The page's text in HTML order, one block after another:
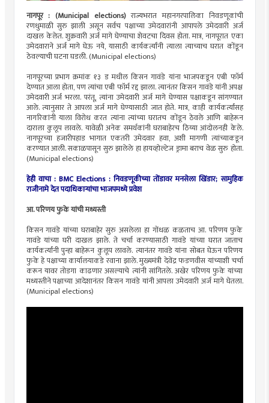
नागपूर : (Municipal elections)राज्यभरात महानगरपालिका निवडणूकांची
रणधुमाळी सुरु झाली असून सर्वच पक्षाच्या उमेदवारांनी आपापले उमेदवारी अर्ज
दाखल केलेत. शुक्रवारी अर्ज मागे घेण्याचा शेवटचा दिवस होता. मात्र, नागपूरात एका
उमेदवाराने अर्ज मागे घेऊ नये, यासाठी कार्यकर्त्यांनी त्याला त्याच्याच घरात कोंडून
ठेवल्याची घटना घडली. (Municipal elections)
नागपूरच्या प्रभाग क्रमांक १३ ड मधील किसन गावंडे यांना भाजपकडून एबी फॉर्म
देण्यात आला होता, पण त्यांचा एबी फॉर्म रद्द झाला. त्यानंतर किसन गावंडे यांनी अपक्ष
उमेदवारी अर्ज भरला. परंतू, त्यांना उमेदवारी अर्ज मागे घेण्यास पक्षाकडून सांगण्यात
आले. त्यानुसार ते आपला अर्ज मागे घेण्यासाठी जात होते. मात्र, काही कार्यकर्त्यांसह
नागरिकांनी याला विरोध करत त्यांना त्यांच्या घरातच कोंडून ठेवले आणि बाहेरून
दाराला कुलूप लावले. यावेळी अनेक समर्थकांनी घराबाहेरच ठिय्या आंदोलनही केले.
नागपूरच्या हजारीपहाड भागात एकतरी उमेदवार हवा, अशी मागणी त्यांच्याकडून
करण्यात आली. सकाळपासून सुरु झालेले हा हायव्होल्टेज ड्रामा बराच वेळ सुरु होता.
(Municipal elections)
हेही वाचा : BMC Elections : निवडणूकीच्या तोंडावर मनसेला खिंडार; सामुहिक
राजीनामे देत पदाधिकाऱ्यांचा भाजपमध्ये प्रवेश
आ. परिणय फुके यांची मध्यस्ती
किसन गावंडे यांच्या घराबाहेर सुरु असलेला हा गोंधळ कळताच आ. परिणय फुके
गावंडे यांच्या घरी दाखल झाले. ते चर्चा करण्यासाठी गावंडे यांच्या घरात जाताच
कार्यकर्त्यांनी पुन्हा बाहेरून कुलूप लावले. त्यानंतर गावंडे यांना सोबत घेऊन परिणय
फुके हे पक्षाच्या कार्यालयाकडे रवाना झाले. मुख्यमंत्री देवेंद्र फडणवीस यांच्याशी चर्चा
करून यावर तोडगा काढणार असल्याचे त्यांनी सांगितले. अखेर परिणय फुके यांच्या
मध्यस्तीने पक्षाच्या आदेशानंतर किसन गावंडे यांनी आपला उमेदवारी अर्ज मागे घेतला.
(Municipal elections)